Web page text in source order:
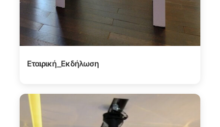
Εταιρική_Εκδήλωση